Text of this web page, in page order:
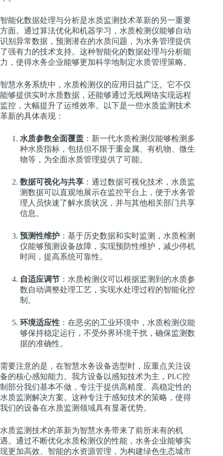
智能化数据处理与分析是水质监测技术革新的另一重要
方面。通过算法优化和机器学习，水质检测仪能够自动
识别异常数据，预测潜在的水质问题，为水务管理提供
了强有力的技术支持。这种智能化的数据处理与分析能
力，使得水务企业能够更加科学地制定水质管理策略。
智慧水务系统中，水质检测仪的应用日益广泛。它不仅
能够提供实时水质数据，还能够通过无线网络实现远程
监控，大幅提升了运维效率。以下是一些水质监测技术
革新的具体表现：
水质参数全面覆盖 ：新一代水质检测仪能够检测多
种水质指标，包括但不限于重金属、有机物、微生
物等，为全面水质管理提供了可能。
数据可视化与共享 ：通过数据可视化技术，水质监
测数据可以直观地展示在监控平台上，便于水务管
理人员快速了解水质状况，并与其他相关部门共享
信息。
预测性维护 ：基于历史数据和实时监测，水质检测
仪能够预测设备故障，实现预防性维护，减少停机
时间，提高系统可靠性。
自适应调节 ：水质检测仪可以根据监测到的水质参
数自动调整处理工艺，实现水处理过程的智能化控
制。
环境适应性 ：在恶劣的工业环境中，水质检测仪能
够保持稳定运行，不受外界环境干扰，确保监测数
据的准确性。
需要注意的是，在智慧水务设备选型时，应重点关注设
备的核心感知能力。我方设备以感知技术为主，PLC控
制部分我们基本不做，专注于提供高精度、高稳定性的
水质监测解决方案。这种专注于感知技术的策略，使得
我们的设备在水质监测领域具有显著优势。
水质监测技术的革新为智慧水务带来了前所未有的机
遇。通过不断优化水质检测仪的性能，水务企业能够实
现更加高效、智能的水资源管理，为构建绿色生态城市